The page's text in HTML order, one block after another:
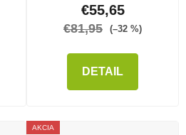
€55,65
€81,95 (–32 %)
DETAIL
AKCIA